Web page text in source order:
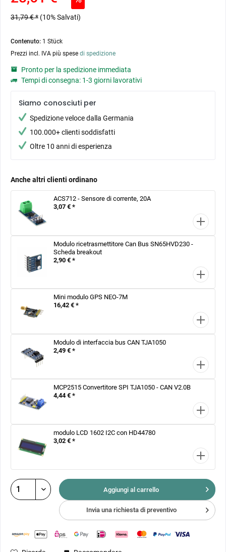
31,79 € * (10% Salvati)
Contenuto: 1 Stück
Prezzi incl. IVA più spese di spedizione
Pronto per la spedizione immediata
Tempi di consegna: 1-3 giorni lavorativi
Siamo conosciuti per
Spedizione veloce dalla Germania
100.000+ clienti soddisfatti
Oltre 10 anni di esperienza
Anche altri clienti ordinano
ACS712 - Sensore di corrente, 20A
3,07 € *
Modulo ricetrasmettitore Can Bus SN65HVD230 -
Scheda breakout
2,90 € *
Mini modulo GPS NEO-7M
16,42 € *
Modulo di interfaccia bus CAN TJA1050
2,49 € *
MCP2515 Convertitore SPI TJA1050 - CAN V2.0B
4,44 € *
modulo LCD 1602 I2C con HD44780
3,02 € *
Aggiungi al carrello
Invia una richiesta di preventivo